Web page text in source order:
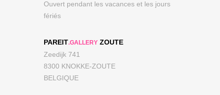
Ouvert pendant les vacances et les jours
fériés
PAREIT.GALLERY ZOUTE
Zeedijk 741
8300 KNOKKE-ZOUTE
BELGIQUE